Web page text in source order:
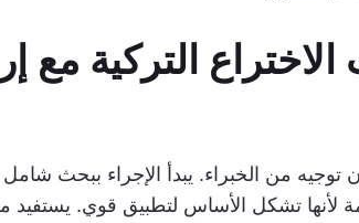
التركية مع
من الخبراء. يبدأ الإجراء ببحث شامل
تشكل الأساس لتطبيق قوي. يستفيد